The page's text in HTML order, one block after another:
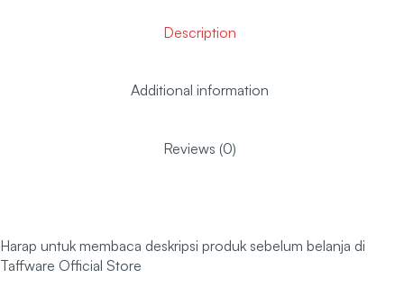
Description
Additional information
Reviews (0)
Harap untuk membaca deskripsi produk sebelum belanja di
Taffware Official Store